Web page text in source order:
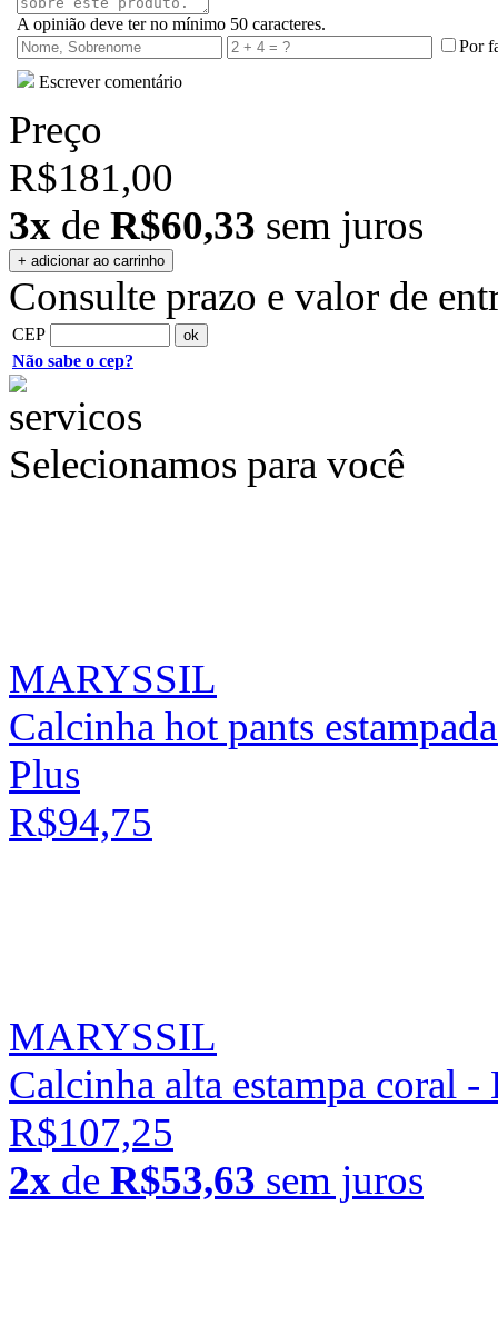
A opinião deve ter no mínimo 50 caracteres.
Por
Escrever comentário
Preço
R$181,00
3x de R$60,33 sem juros
Consulte prazo e valor de
CEP
Não sabe o cep?
Selecionamos para você
MARYSSIL
Calcinha hot pants
Plus
R$94,75
MARYSSIL
Calcinha alta estampa coral
R$107,25
2x de R$53,63 sem juros